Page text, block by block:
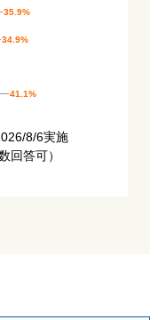
35.9%
35.9%
34.9%
34.9%
41.1%
41.1%
8/6実施
回答可）